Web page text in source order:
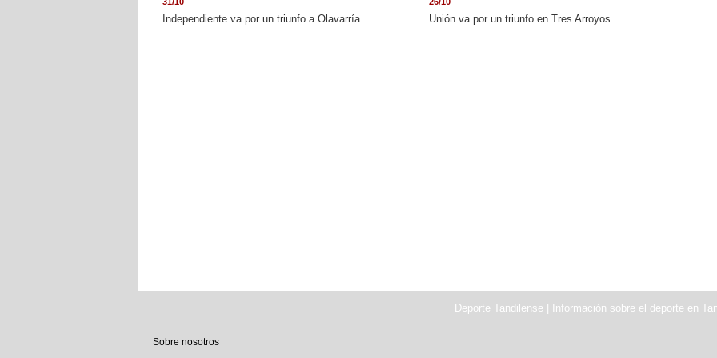
Independiente va por un triunfo a Olavarría... Unión va por un triunfo en Tres Arroyos...
Deporte Tandilense | Información sobre el deporte en
Sobre nosotros